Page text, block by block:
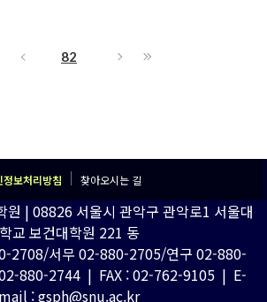
82
정보처리방침 찾아오시는 길
원 | 08826 서울시 관악구 관악로1 서울대
학교 보건대학원 221 동
2708/서무 02-880-2705/연구 02-880-
880-2744 | FAX : 02-762-9105 | E-
mail : gsph@snu.ac.kr